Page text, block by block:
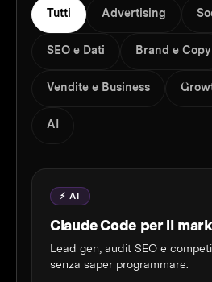
Tutti Advertising
SEO e Dati Brand e Copy
Vendite e Business
AI
⚡ AI
Claude Code per il
Lead gen, audit SEO e
senza saper programmare.